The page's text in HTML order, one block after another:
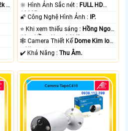
+
🔆 Hình Ảnh Sắc nét : FULL HD
1080P .
🌠 Công Nghệ Hình Ảnh :
IP.
⭐ Khi xem thiếu sáng : Hồng Ngoại
10m Hồng Ngoại SMD.
🕸️ Camera Thiết Kế Dome Kim loại
+ Nhựa.
️✔️ Khả Năng :Thu Âm.